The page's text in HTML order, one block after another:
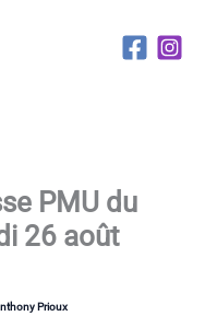
PMU du
26 août
Prioux